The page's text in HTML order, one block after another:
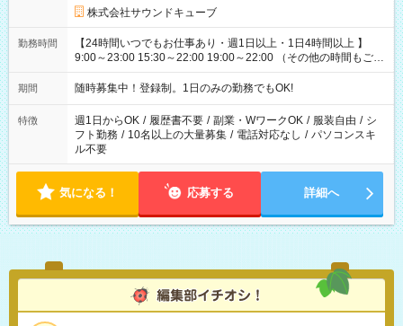
株式会社サウンドキューブ
勤務時間
【24時間いつでもお仕事あり・週1日以上・1日4時間以上 】
9:00～23:00 15:30～22:00 19:00～22:00 （その他の時間もござ
います！） 19:00～23:30 21:00～翌5:00 etc... ＊上記シフトは
一例です。現場により、時間が異なります！ ＊イベントが早く
期間 随時募集中！登録制。1日のみの勤務でもOK!
特徴 週1日からOK / 履歴書不要 / 副業・WワークOK / 服装自由 / シ
フト勤務 / 10名以上の大量募集 / 電話対応なし / パソコンスキ
ル不要
気になる！ 応募する 詳細へ